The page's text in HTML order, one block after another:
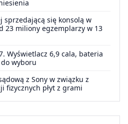
sprzedającą się konsolą w
23 miliony egzemplarzy w 13
Wyświetlacz 6,9 cala, bateria
wyboru
z Sony w związku z
fizycznych płyt z grami